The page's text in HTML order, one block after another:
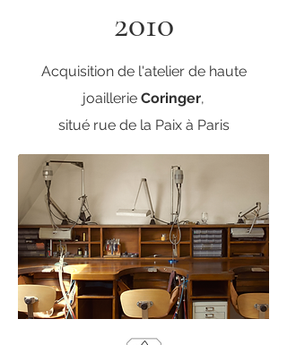
2010
Acquisition de l'atelier de haute
joaillerie Coringer,
situé rue de la Paix à Paris